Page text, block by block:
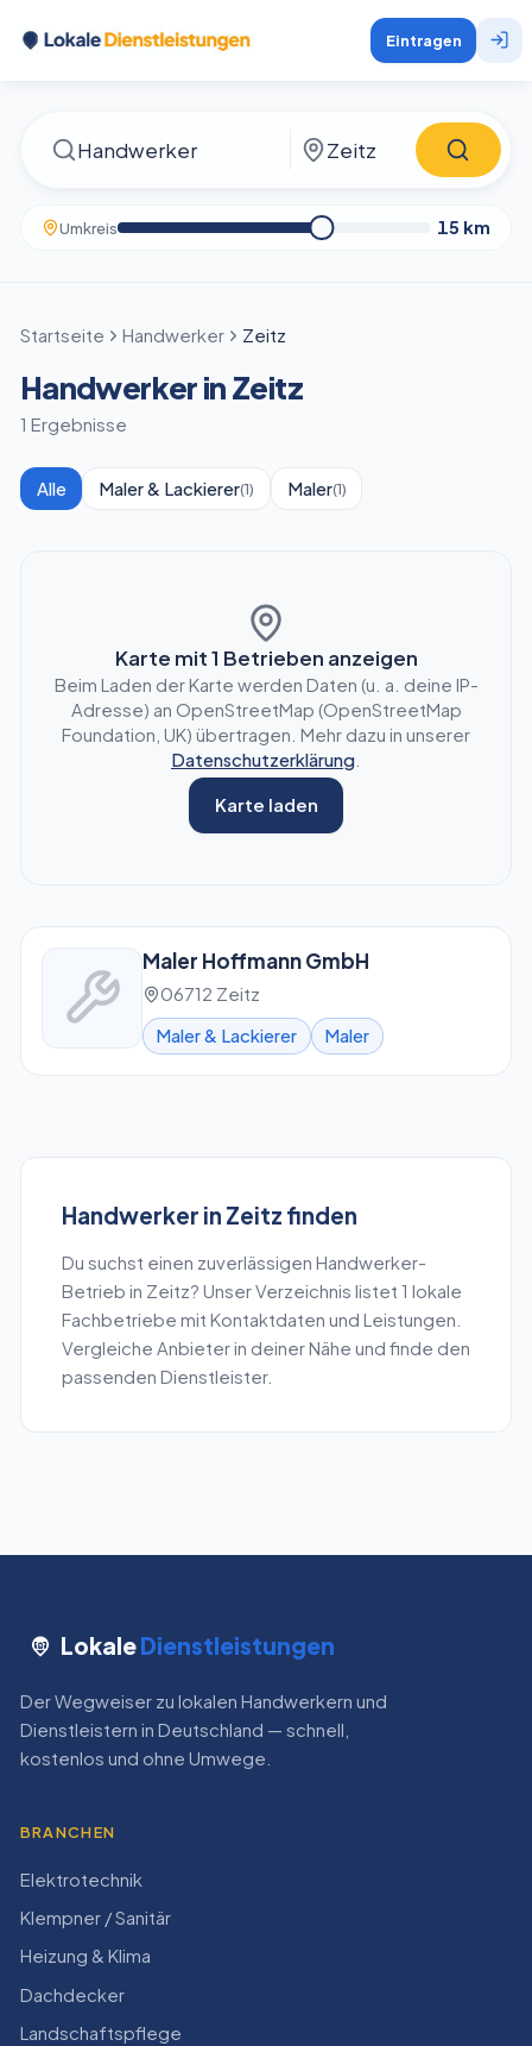
Eintragen
Umkreis 15 km
Startseite Handwerker Zeitz
Handwerker in Zeitz
1 Ergebnisse
Alle Maler & Lackierer(1) Maler(1)
Karte mit1 Betrieben anzeigen
Beim Laden der Karte werden Daten (u. a. deine IP-
Adresse) an OpenStreetMap (OpenStreetMap
Foundation, UK) übertragen. Mehr dazu in unserer
Datenschutzerklärung
Karte laden
Maler Hoffmann GmbH
06712 Zeitz
Maler & Lackierer
Maler
Handwerker in Zeitz finden
Du suchst einen zuverlässigen Handwerker-
Betrieb in Zeitz? Unser Verzeichnis listet 1 lokale
Fachbetriebe mit Kontaktdaten und Leistungen.
Vergleiche Anbieter in deiner Nähe und finde den
passenden Dienstleister.
LokaleDienstleistungen
Der Wegweiser zu lokalen Handwerkern und
Dienstleistern in Deutschland — schnell,
kostenlos und ohne Umwege.
BRANCHEN
Elektrotechnik
Klempner / Sanitär
Heizung & Klima
Dachdecker
Landschaftspflege